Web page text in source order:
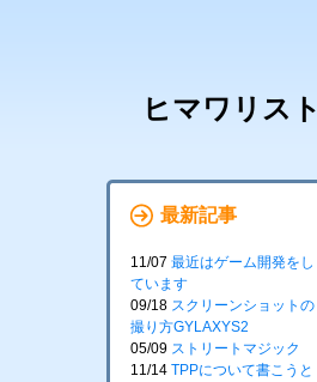
ヒマワリスト
最新記事
11/07 最近はゲーム開発をし
ています
09/18 スクリーンショットの
撮り方GYLAXYS2
05/09 ストリートマジック
11/14 TPPについて書こうと